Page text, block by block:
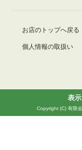
お店のトップへ戻る
個人情報の取扱い
表
Copyright (C) 有限